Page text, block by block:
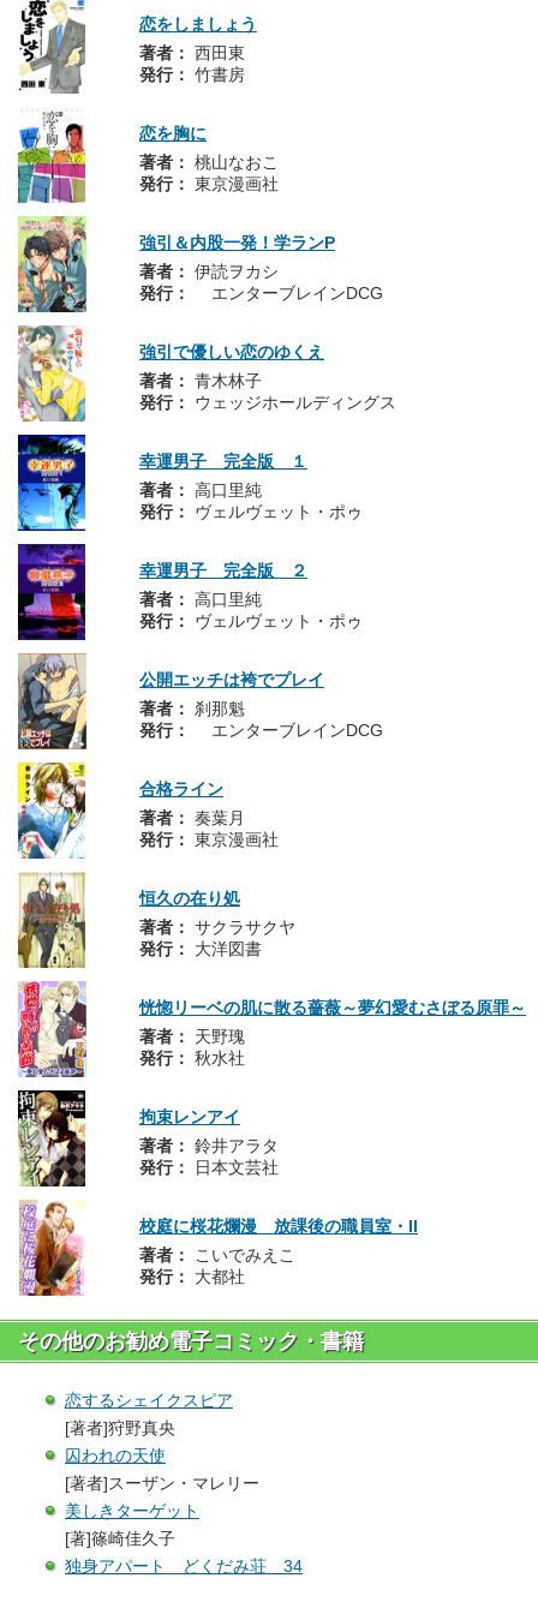
恋をしましょう
著者： 西田東
発行： 竹書房
恋を胸に
著者： 桃山なおこ
発行： 東京漫画社
強引＆内股一発！学ランP
著者： 伊読ヲカシ
発行：
エンターブレインDCG
強引で優しい恋のゆくえ
著者： 青木林子
発行：
ウェッジホールディングス
幸運男子 完全版 １
著者： 高口里純
発行：
ヴェルヴェット・ポゥ
幸運男子 完全版 ２
著者： 高口里純
発行：
ヴェルヴェット・ポゥ
公開エッチは袴でプレイ
著者： 刹那魁
発行：
エンターブレインDCG
合格ライン
著者： 奏葉月
発行： 東京漫画社
恒久の在り処
著者： サクラサクヤ
発行：
大洋図書
恍惚リーベの肌に散る薔薇～夢幻愛むさぼる原罪～
著者：
天野瑰
発行： 秋水社
拘束レンアイ
著者： 鈴井アラタ
発行：
日本文芸社
校庭に桜花爛漫 放課後の職員室・II
著者：
こいでみえこ
発行：
大都社
その他のお勧め電子コミック・書籍
恋するシェイクスピア
[著者]狩野真央
囚われの天使
[著者]スーザン・マレリー
美しきターゲット
[著]篠崎佳久子
独身アパート どくだみ荘 34